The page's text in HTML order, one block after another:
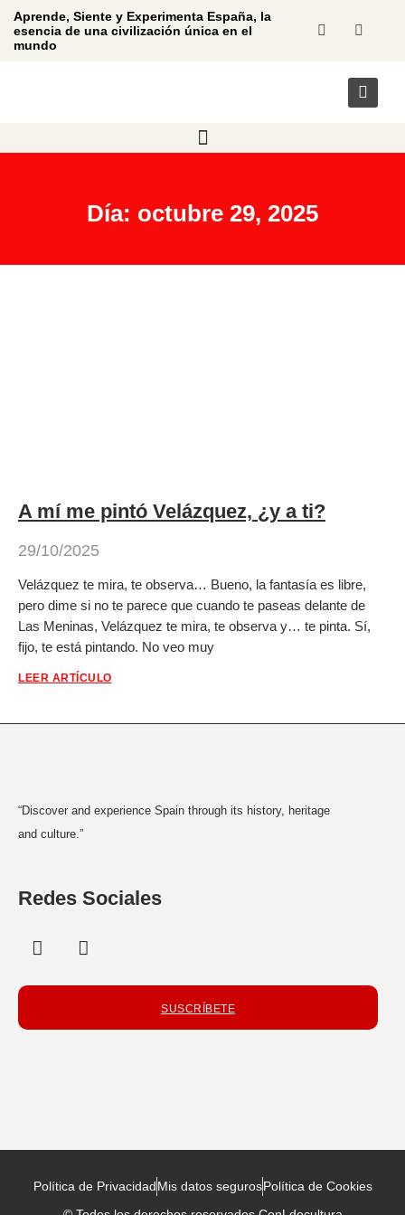
Aprende, Siente y Experimenta España, la
esencia de una civilización única en el
mundo
Día: octubre 29, 2025
A mí me pintó Velázquez, ¿y a ti?
29/10/2025
Velázquez te mira, te observa… Bueno, la fantasía es libre,
pero dime si no te parece que cuando te paseas delante de
Las Meninas, Velázquez te mira, te observa y… te pinta. Sí,
fijo, te está pintando. No veo muy
LEER ARTÍCULO
“Discover and experience Spain through its history, heritage
and culture.”
Redes Sociales
SUSCRÍBETE
Política de PrivacidadMis datos segurosPolítica de Cookies